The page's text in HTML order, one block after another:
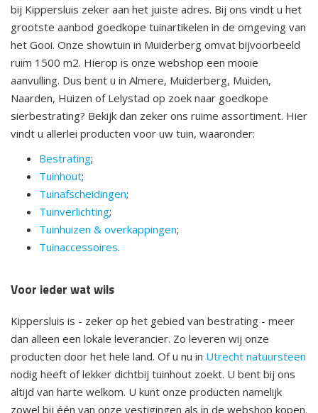
bij Kippersluis zeker aan het juiste adres. Bij ons vindt u het
grootste aanbod goedkope tuinartikelen in de omgeving van
het Gooi. Onze showtuin in Muiderberg omvat bijvoorbeeld
ruim 1500 m2. Hierop is onze webshop een mooie
aanvulling. Dus bent u in Almere, Muiderberg, Muiden,
Naarden, Huizen of Lelystad op zoek naar goedkope
sierbestrating? Bekijk dan zeker ons ruime assortiment. Hier
vindt u allerlei producten voor uw tuin, waaronder:
Bestrating;
Tuinhout;
Tuinafscheidingen;
Tuinverlichting;
Tuinhuizen & overkappingen;
Tuinaccessoires.
Voor ieder wat wils
Kippersluis is - zeker op het gebied van bestrating - meer
dan alleen een lokale leverancier. Zo leveren wij onze
producten door het hele land. Of u nu in Utrecht natuursteen
nodig heeft of lekker dichtbij tuinhout zoekt. U bent bij ons
altijd van harte welkom. U kunt onze producten namelijk
zowel bij één van onze vestigingen als in de webshop kopen.